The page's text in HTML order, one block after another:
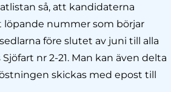
så, att kandi­daterna
löpande nummer som börjar
före slutet av juni till alla
nr 2-21. Man kan även delta
skickas med epost till